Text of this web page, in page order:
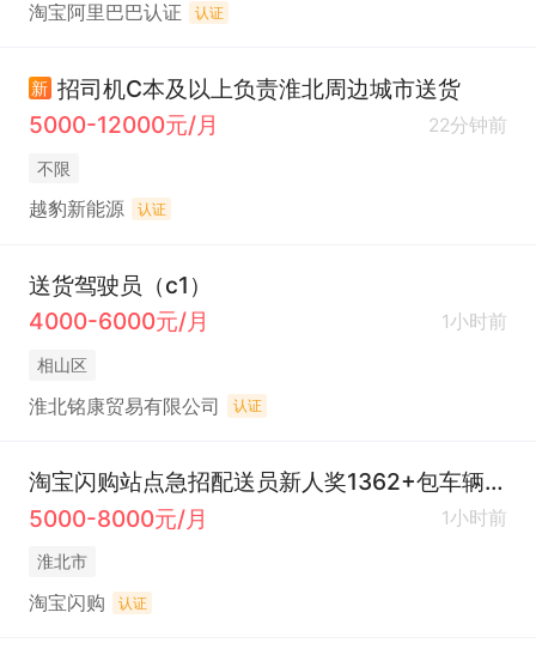
淘宝阿里巴巴认证 认证
新 招司机C本及以上负责淮北周边城市送货
5000-12000元/月
22分钟前
不限
越豹新能源 认证
送货驾驶员（c1）
4000-6000元/月
1小时前
相山区
淮北铭康贸易有限公司 认证
淘宝闪购站点急招配送员新人奖1362+包车辆装备
5000-8000元/月
1小时前
淮北市
淘宝闪购 认证